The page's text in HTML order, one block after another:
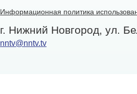
Информационная политика
г. Нижний Новгород, ул.
nntv@nntv.tv